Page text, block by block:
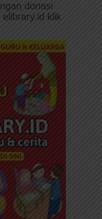
donasi
elibrary.id klik